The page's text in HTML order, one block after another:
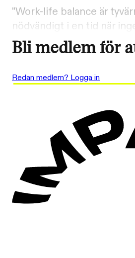
"Work-life balance är
nödvändigt i en tid när
Bli medlem för
Redan medlem? Logga in